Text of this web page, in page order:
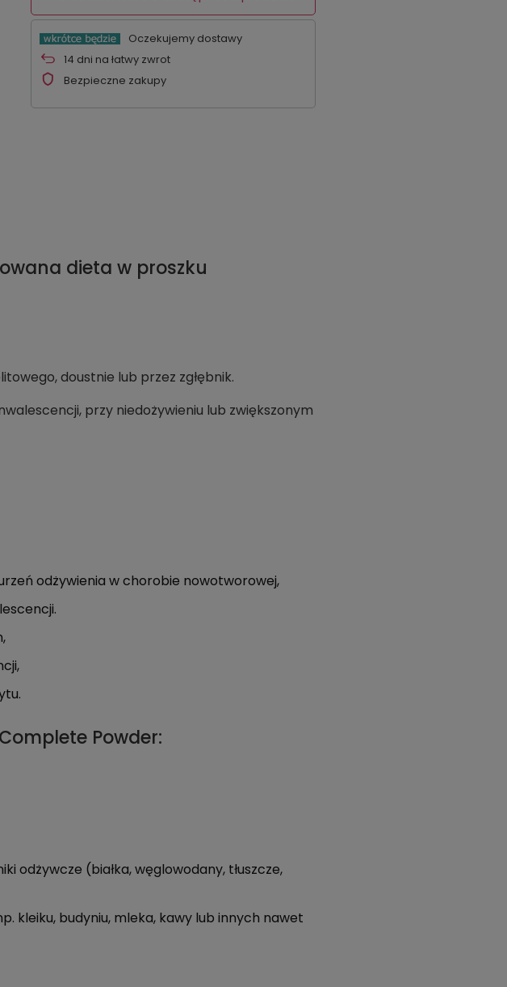
Oczekujemy dostawy
14 dni na łatwy zwrot
Bezpieczne zakupy
dieta w proszku
doustnie lub przez zgłębnik.
przy niedożywieniu lub zwiększonym
odżywienia w chorobie nowotworowej,
Powder:
odżywcze (białka, węglowodany, tłuszcze,
kleiku, budyniu, mleka, kawy lub innych nawet